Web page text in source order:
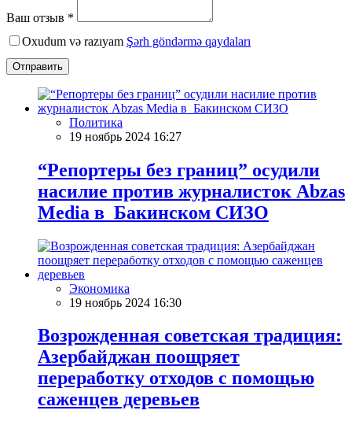
Ваш отзыв *
Oxudum və razıyam Şərh göndərmə qaydaları
Отправить
Политика
19 ноябрь 2024 16:27
“Репортеры без границ” осудили
насилие против журналисток Abzas
Media в Бакинском СИЗО
Экономика
19 ноябрь 2024 16:30
Возрожденная советская традиция:
Азербайджан поощряет
переработку отходов с помощью
саженцев деревьев